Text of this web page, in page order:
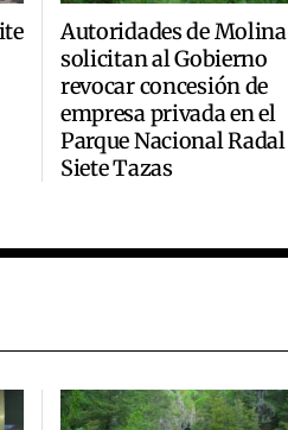
Autoridades de Molina
solicitan al Gobierno
revocar concesión de
empresa privada en el
Parque Nacional Radal
Siete Tazas